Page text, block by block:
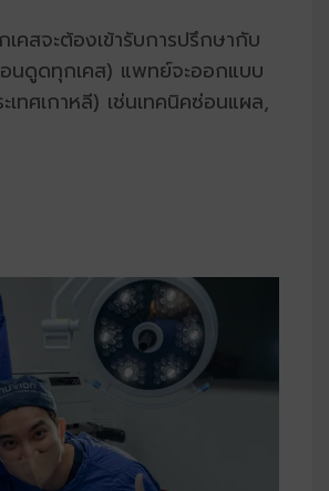
คสจะต้องเข้ารับการปรึกษากับ
นดูดทุกเคส) แพทย์จะออกแบบ
ทศเกาหลี) เช่นเทคนิคซ่อนแผล,